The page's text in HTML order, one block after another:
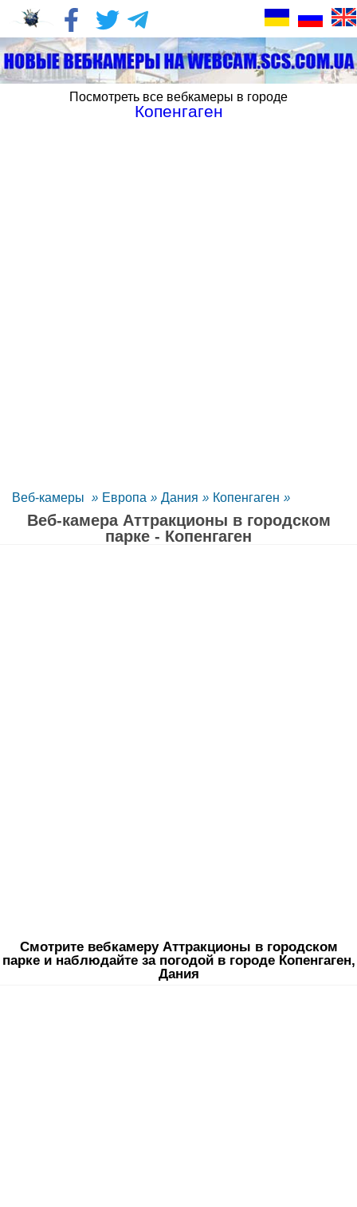
Посмотреть все вебкамеры в городе
Копенгаген
Веб-камеры » Европа » Дания » Копенгаген »
Веб-камера Аттракционы в городском
парке - Копенгаген
Смотрите вебкамеру Аттракционы в городском
парке и наблюдайте за погодой в городе Копенгаген,
Дания